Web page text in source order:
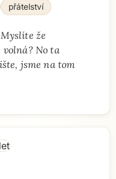
přátelství
že
volná? No ta
jsme na tom